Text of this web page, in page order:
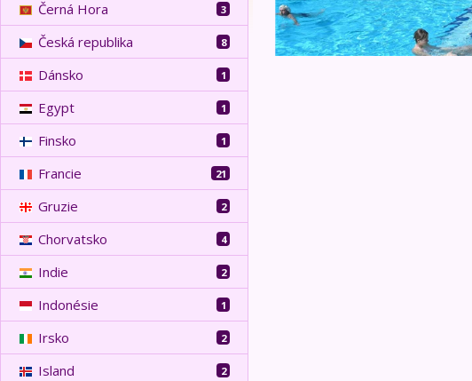
Černá Hora 3
Česká republika 8
Dánsko 1
Egypt 1
Finsko 1
Francie 21
Gruzie 2
Chorvatsko 4
Indie 2
Indonésie 1
Irsko 2
Island 2